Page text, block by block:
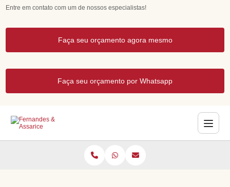
Entre em contato com um de nossos especialistas!
Faça seu orçamento agora mesmo
Faça seu orçamento por Whatsapp